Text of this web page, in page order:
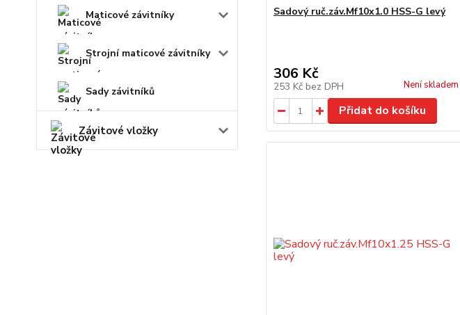
Maticové závitníky
Strojní maticové závitníky
Sady závitníků
Závitové vložky
Sadový ruč.záv.Mf10x1.0 HSS-G levý
306 Kč
253 Kč bez DPH Není skladem
Přidat do košíku